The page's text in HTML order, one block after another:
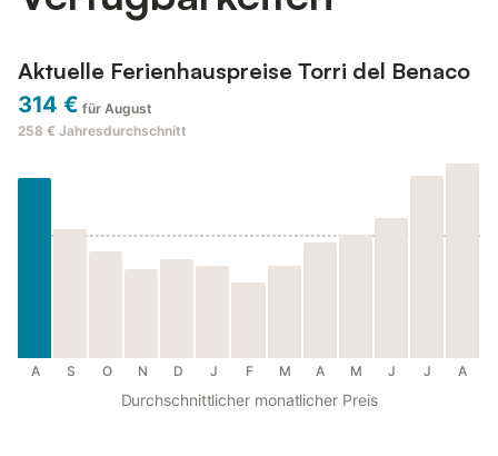
Aktuelle Ferienhauspreise Torri del Benaco
314 € für August
258 € Jahresdurchschnitt
A S O N D J F M A M J J A
Durchschnittlicher monatlicher Preis